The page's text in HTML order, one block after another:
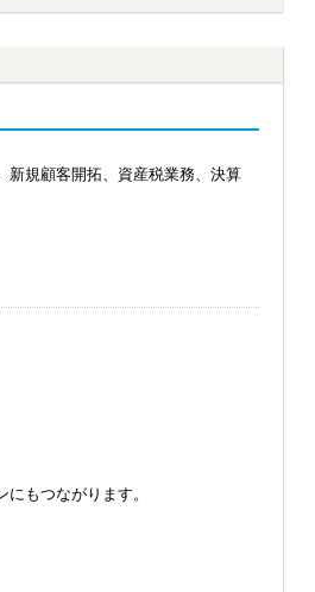
新規顧客開拓、資産税業務、決算
もつながります。